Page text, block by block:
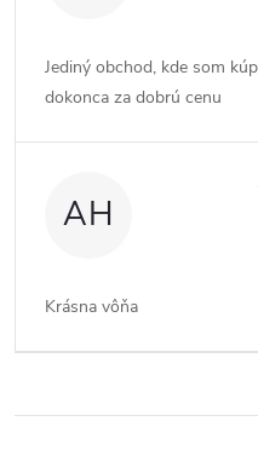
Jediný obchod, kde som
dokonca za dobrú cenu
AH
Krásna vôňa